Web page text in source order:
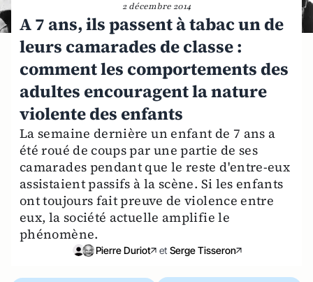
2 décembre 2014
A 7 ans, ils passent à tabac un de
leurs camarades de classe :
comment les comportements des
adultes encouragent la nature
violente des enfants
La semaine dernière un enfant de 7 ans a
été roué de coups par une partie de ses
camarades pendant que le reste d'entre-eux
assistaient passifs à la scène. Si les enfants
ont toujours fait preuve de violence entre
eux, la société actuelle amplifie le
phénomène.
Pierre Duriot et Serge Tisseron